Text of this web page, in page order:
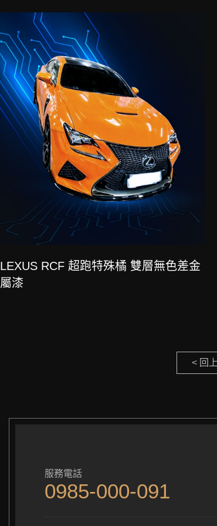
LEXUS RCF 超跑特殊橘 雙層無色差金
屬漆
< 回
服務電話
0985-000-091